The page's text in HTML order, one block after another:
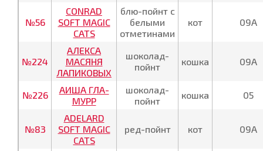
№56
CONRAD
SOFT MAGIC
CATS
блю-пойнт с
белыми
отметинами
кот 09А
№224
АЛЕКСА
МАСЯНЯ
ЛАПИКОВЫХ
шоколад-
пойнт
кошка 09А
№226
АИША ГЛА-
МУРР
шоколад-
пойнт
кошка 05
№83
ADELARD
SOFT MAGIC
CATS
ред-пойнт кот 09А